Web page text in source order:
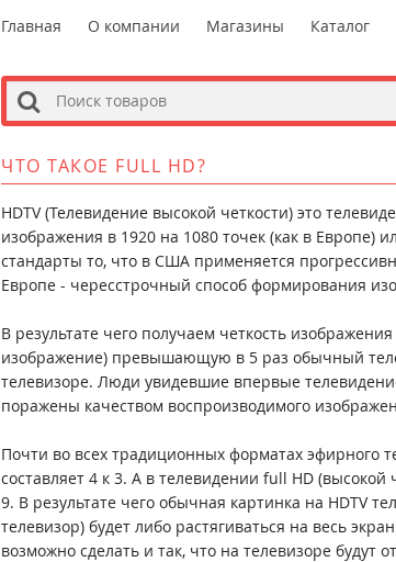
Главная О компании Магазины Каталог
s
ЧТО ТАКОЕ FULL HD?
HDTV (Телевидение высокой четкости) это
изображения в 1920 на 1080 точек (как в Европе)
стандарты то, что в США применяется
Европе - чересстрочный способ формирования
В результате чего получаем четкость
изображение) превышающую в 5 раз обычный
телевизоре. Люди увидевшие впервые
поражены качеством воспроизводимого
Почти во всех традиционных форматах эфирного
составляет 4 к 3. А в телевидении full HD
9. В результате чего обычная картинка на HDTV
телевизор) будет либо растягиваться на весь
возможно сделать и так, что на телевизоре